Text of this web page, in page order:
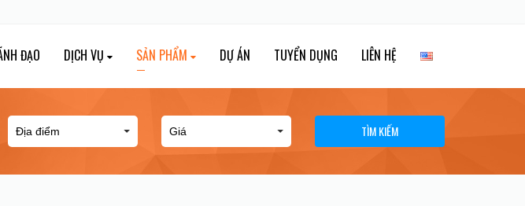
ĐẠO DỊCH VỤ SẢN PHẨM DỰ ÁN TUYỂN DỤNG LIÊN HỆ
TÌM KIẾM